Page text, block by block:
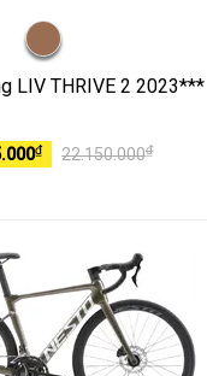
LIV THRIVE 2 2023***
₫ 22.150.000₫